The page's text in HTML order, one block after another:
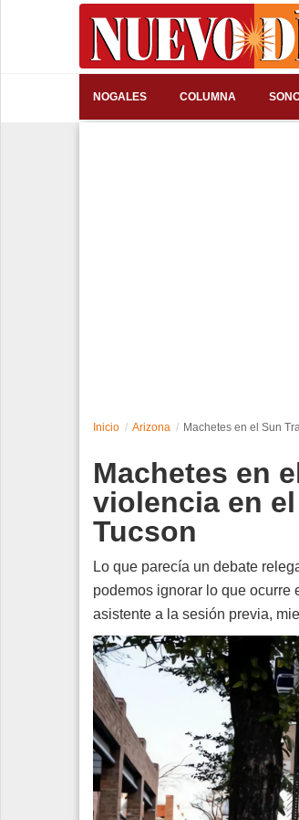
NOGALES COLUMNA
Edición Impresa
Inicio Arizona Machetes en el Sun
Machetes en
violencia en
Tucson
Lo que parecía un debate
podemos ignorar lo que ocurre
asistente a la sesión previa,